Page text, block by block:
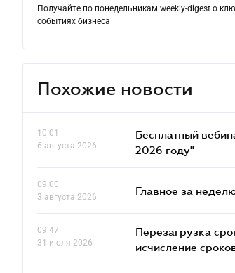
Получайте по понедельникам weekly-digest о
событиях бизнеса
Похожие новости
10.01
6 августа 2026
Бесплатный
2026 году"
09.00
3 августа 2026
Главное за
09.47
31 июля 2026
Перезагрузка
исчисление